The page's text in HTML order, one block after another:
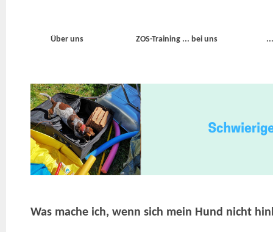
Über uns ZOS-Training ... bei uns
Was mache ich, wenn sich mein Hund nicht